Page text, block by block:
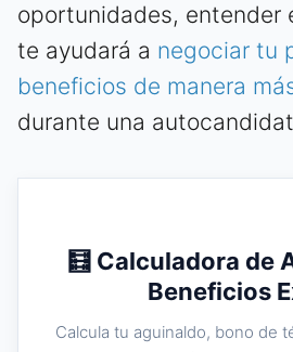
oportunidades, entender
te ayudará a negociar tu
beneficios de manera
durante una
🧮 Calculadora de
Beneficios
Calcula tu aguinaldo, bono de